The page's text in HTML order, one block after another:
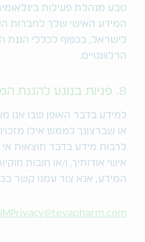
טבע מנהלת פעילות
המידע האישי שלך לחברות
לישראל, בכפוף לכללי הגנת
הרלוונטיים.
8. פניות בנוגע להגנת המידע – צור קשר
למידע בדבר האופן שבו אנו
או שברצונך לממש אילו
לרבות מידע בדבר תוצאות
אישי אודותיך, ו/או חובות
המידע, אנא צור עמנו קשר
IMPrivacy@tevapharm.com